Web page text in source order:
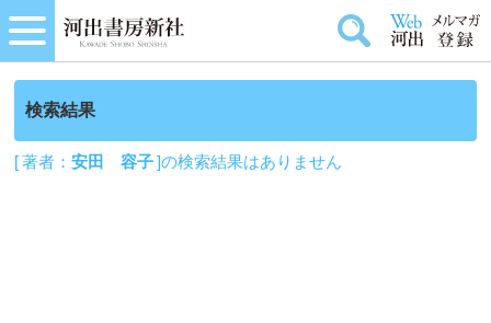
検索結果
[ 著者：安田 容子]の検索結果はありません